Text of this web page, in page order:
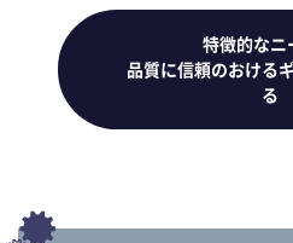
特徴的なニ
品質に信頼のおける
る